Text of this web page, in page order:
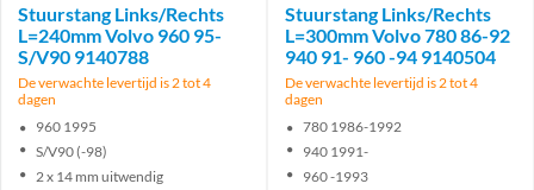
Stuurstang Links/Rechts
L=240mm Volvo 960 95-
S/V90 9140788
De verwachte levertijd is 2 tot 4
dagen
960 1995
S/V90 (-98)
2 x 14 mm uitwendig
Stuurstang Links/Rechts
L=300mm Volvo 780 86-92
940 91- 960 -94 9140504
De verwachte levertijd is 2 tot 4
dagen
780 1986-1992
940 1991-
960 -1993